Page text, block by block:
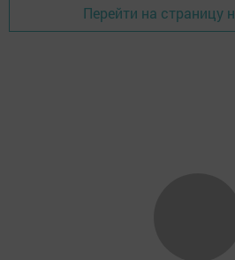
Перейти на страницу